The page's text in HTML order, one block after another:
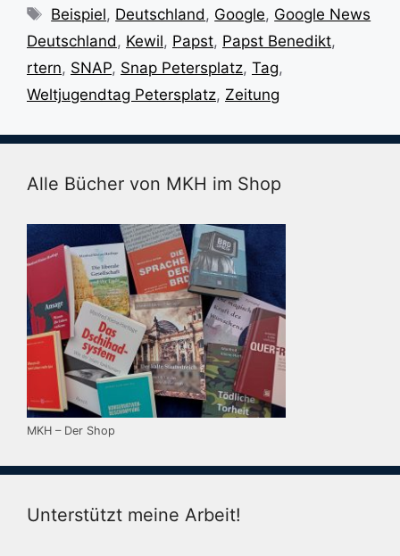
Schlagwörter
Beispiel, Deutschland , Google, Google News
Deutschland , Kewil, Papst, Papst Benedikt,
rtern, SNAP, Snap Petersplatz, Tag,
Weltjugendtag Petersplatz, Zeitung
Alle Bücher von MKH im Shop
MKH – Der Shop
Unterstützt meine Arbeit!